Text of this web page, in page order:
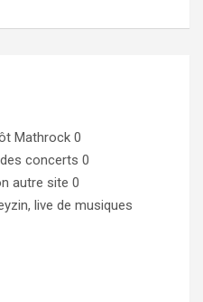
Mathrock 0
concerts 0
autre site 0
live de musiques